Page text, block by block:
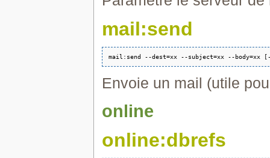
mail:send
Envoie un mail (utile
online
online:dbrefs